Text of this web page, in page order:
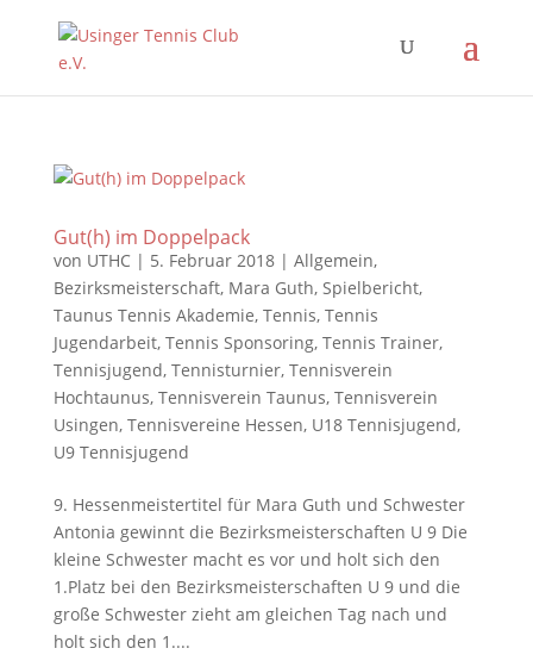
Gut(h) im Doppelpack
von UTHC| 5. Februar 2018| Allgemein,
Bezirksmeisterschaft, Mara Guth, Spielbericht,
Taunus Tennis Akademie, Tennis, Tennis
Jugendarbeit, Tennis Sponsoring, Tennis Trainer,
Tennisjugend, Tennisturnier, Tennisverein
Hochtaunus, Tennisverein Taunus, Tennisverein
Usingen, Tennisvereine Hessen, U18 Tennisjugend,
U9 Tennisjugend
9. Hessenmeistertitel für Mara Guth und Schwester
Antonia gewinnt die Bezirksmeisterschaften U 9 Die
kleine Schwester macht es vor und holt sich den
1.Platz bei den Bezirksmeisterschaften U 9 und die
große Schwester zieht am gleichen Tag nach und
holt sich den 1....